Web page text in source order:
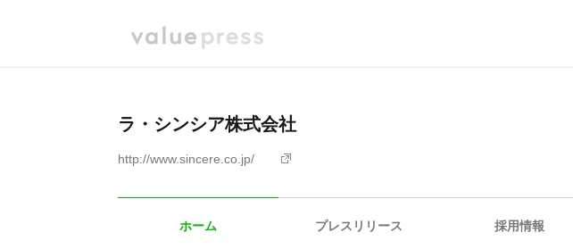
ラ・シンシア株式会社
http://www.sincere.co.jp/
ホーム プレスリリース 採用情報